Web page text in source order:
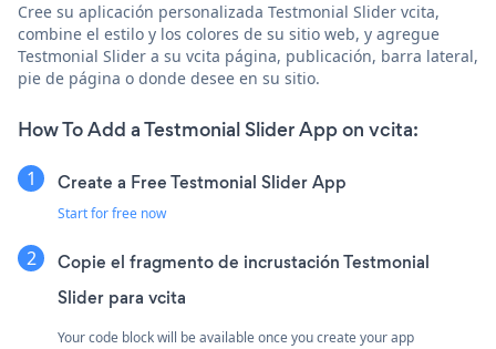
Cree su aplicación personalizada Testmonial Slider vcita,
combine el estilo y los colores de su sitio web, y agregue
Testmonial Slider a su vcita página, publicación, barra lateral,
pie de página o donde desee en su sitio.
How To Add a Testmonial Slider App on vcita:
Create a Free Testmonial Slider App
Start for free now
Copie el fragmento de incrustación Testmonial
Slider para vcita
Your code block will be available once you create your app